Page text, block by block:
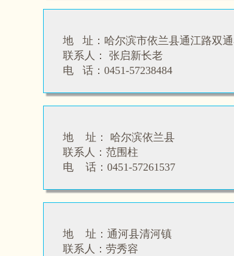
地 址：哈尔滨市依兰县通江路双
联系人：
张启新长老
电   话： 0451-57238484
地 址： 哈尔滨依兰县
联系人： 范围柱
电 话： 0451-57261537
地 址：通河县清河镇
联系人：劳秀容